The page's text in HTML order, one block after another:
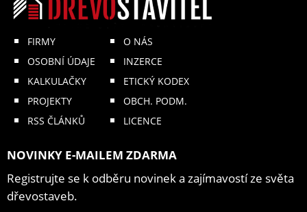
FIRMY
OSOBNÍ ÚDAJE
KALKULAČKY
PROJEKTY
RSS ČLÁNKŮ
O NÁS
INZERCE
ETICKÝ KODEX
OBCH. PODM.
LICENCE
NOVINKY E-MAILEM ZDARMA
Registrujte se k odběru novinek a zajímavostí ze světa
dřevostaveb.